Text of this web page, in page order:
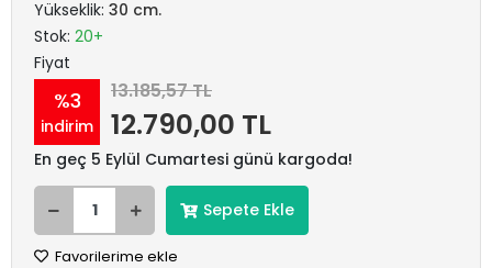
Yükseklik: 30 cm.
Stok: 20+
Fiyat
%3
indirim
13.185,57 TL
12.790,00 TL
En geç 5 Eylül Cumartesi günü kargoda!
Sepete Ekle
Favorilerime ekle